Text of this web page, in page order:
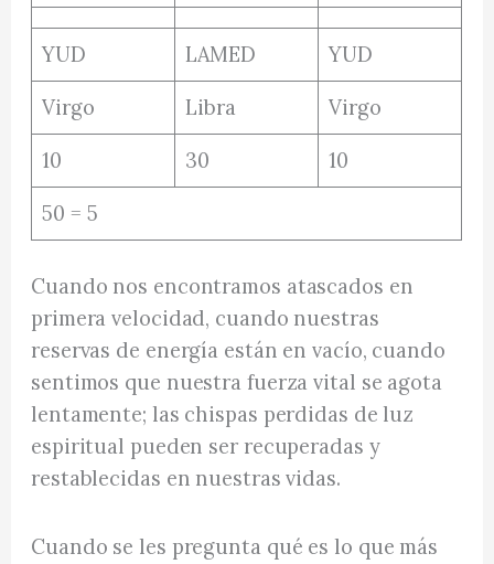
YUD LAMED YUD
Virgo Libra Virgo
10 30 10
50 = 5
Cuando nos encontramos atascados en
primera velocidad, cuando nuestras
reservas de energía están en vacío, cuando
sentimos que nuestra fuerza vital se agota
lentamente; las chispas perdidas de luz
espiritual pueden ser recuperadas y
restablecidas en nuestras vidas.
Cuando se les pregunta qué es lo que más